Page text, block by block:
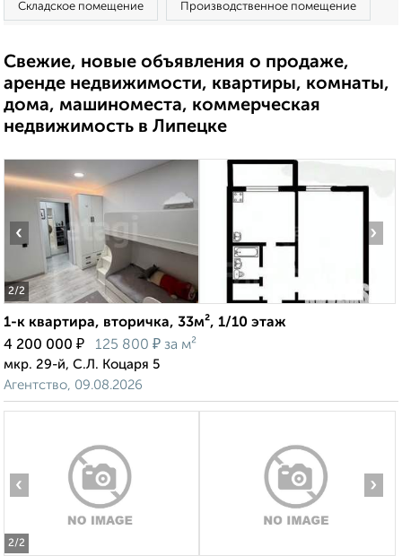
Складское помещение Производственное помещение
Свежие, новые объявления о продаже,
аренде недвижимости, квартиры, комнаты,
дома, машиноместа, коммерческая
недвижимость в Липецке
2/2
‹ ›
1-к квартира, вторичка, 33м², 1/10 этаж
4 200 000 ₽ 125 800 ₽ за м²
мкр. 29-й, С.Л. Коцаря 5
Агентство, 09.08.2026
2/2
‹ ›